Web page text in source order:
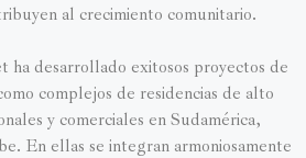
al crecimiento comunitario.
ha desarrollado exitosos proyectos de
complejos de residencias de alto
y comerciales en Sudamérica,
En ellas se integran armoniosamente